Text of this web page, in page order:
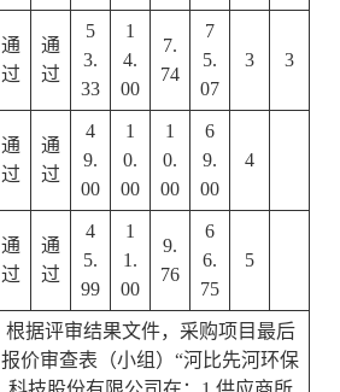
通
过
通
过
5
3.
33
1
4.
00
7.
74
7
5.
07
3 3
通
过
通
过
4
9.
00
1
0.
00
1
0.
00
6
9.
00
4
通
过
通
过
4
5.
99
1
1.
00
9.
76
6
6.
75
5
根据评审结果文件，采购项目最后
报价审查表（小组）“河比先河环保